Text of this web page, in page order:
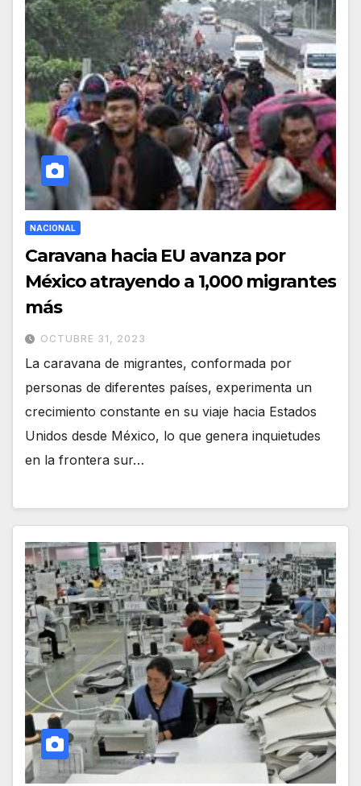
NACIONAL
Caravana hacia EU avanza por
México atrayendo a 1,000 migrantes
más
OCTUBRE 31, 2023
La caravana de migrantes, conformada por
personas de diferentes países, experimenta un
crecimiento constante en su viaje hacia Estados
Unidos desde México, lo que genera inquietudes
en la frontera sur…